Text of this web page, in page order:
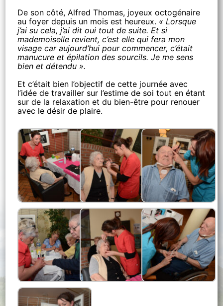
De son côté, Alfred Thomas, joyeux octogénaire
au foyer depuis un mois est heureux. « Lorsque
j’ai su cela, j’ai dit oui tout de suite. Et si
mademoiselle revient, c’est elle qui fera mon
visage car aujourd’hui pour commencer, c’était
manucure et épilation des sourcils. Je me sens
bien et détendu ».
Et c’était bien l’objectif de cette journée avec
l’idée de travailler sur l’estime de soi tout en étant
sur de la relaxation et du bien-être pour renouer
avec le désir de plaire.